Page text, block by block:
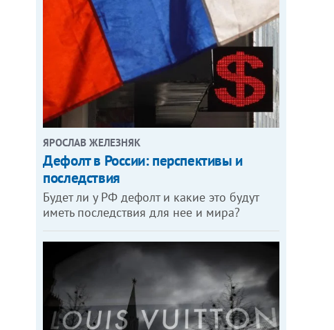
ЯРОСЛАВ ЖЕЛЕЗНЯК
Дефолт в России: перспективы и
последствия
Будет ли у РФ дефолт и какие это будут
иметь последствия для нее и мира?